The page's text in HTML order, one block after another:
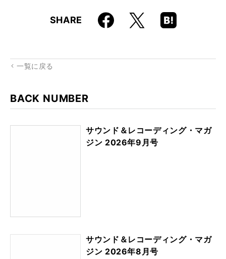
SHARE Faceboo
k
X
Hatena
Boo
一覧に戻る
BACK NUMBER
サウンド＆レコーディング・マガ
ジン 2026年9月号
サウンド＆レコーディング・マガ
ジン 2026年8月号